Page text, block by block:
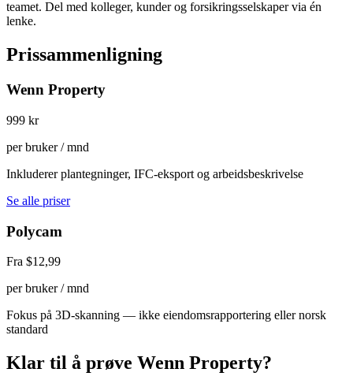
teamet. Del med kolleger, kunder og forsikringsselskaper via én
lenke.
Prissammenligning
Wenn Property
999 kr
per bruker / mnd
Inkluderer plantegninger, IFC-eksport og arbeidsbeskrivelse
Se alle priser
Polycam
Fra $12,99
per bruker / mnd
Fokus på 3D-skanning — ikke eiendomsrapportering eller norsk
standard
Klar til å prøve Wenn Property?